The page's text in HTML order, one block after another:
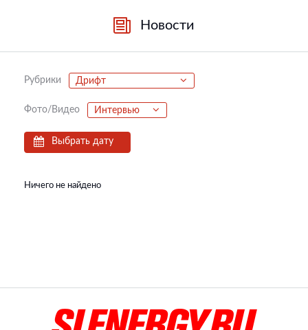
Новости
Рубрики Дрифт
Фото/Видео Интервью
Выбрать дату
Ничего не найдено